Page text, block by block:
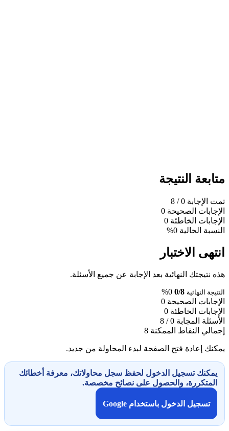
متابعة النتيجة
تمت الإجابة 0
/ 8
الإجابات الصحيحة 0
الإجابات الخاطئة 0
النسبة الحالية 0%
انتهى الاختبار
هذه نتيجتك النهائية بعد الإجابة عن جميع الأسئلة.
النتيجة النهائية 0/8
0%
الإجابات الصحيحة 0
الإجابات الخاطئة 0
الأسئلة المجابة 0 / 8
إجمالي النقاط الممكنة 8
يمكنك إعادة فتح الصفحة لبدء المحاولة من جديد.
يمكنك تسجيل الدخول لحفظ سجل محاولاتك، معرفة أخطائك
المتكررة، والحصول على نصائح مخصصة.
تسجيل الدخول باستخدام Google